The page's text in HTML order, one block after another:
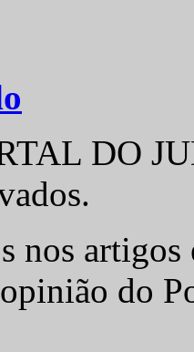
DO
nos artigos
do